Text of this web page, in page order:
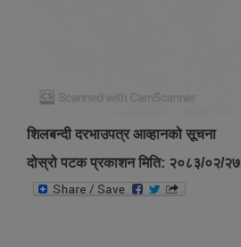
शिलबन्दी दरभाउपत्र आव्हानको सूचना
दोस्रो पटक प्रकाशन मिति: २०८३/०२/२७